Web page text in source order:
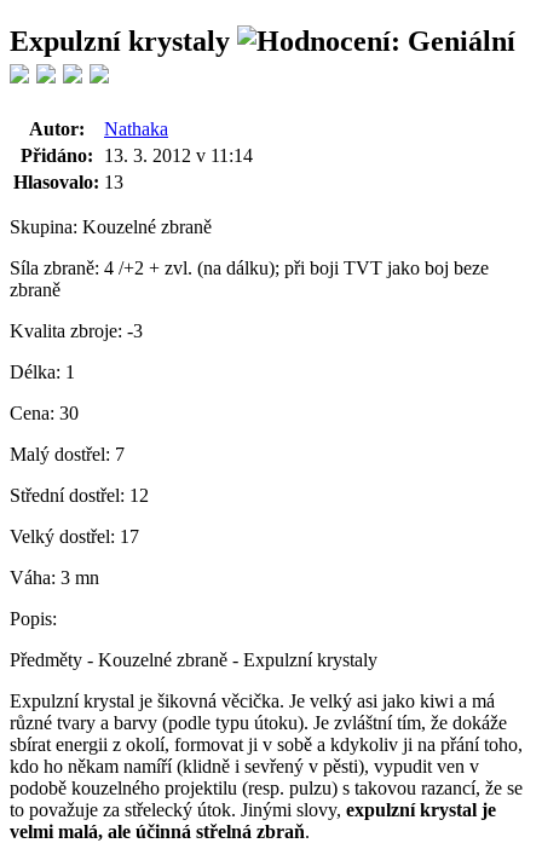
Expulzní krystaly
Autor:
Nathaka
Přidáno:
13. 3. 2012 v 11:14
Hlasovalo: 13
Skupina: Kouzelné zbraně
Síla zbraně: 4 /+2 + zvl. (na dálku); při boji TVT jako boj beze
zbraně
Kvalita zbroje: -3
Délka: 1
Cena: 30
Malý dostřel: 7
Střední dostřel: 12
Velký dostřel: 17
Váha: 3 mn
Popis:
Předměty - Kouzelné zbraně - Expulzní krystaly
Expulzní krystal je šikovná věcička. Je velký asi jako kiwi a má
různé tvary a barvy (podle typu útoku). Je zvláštní tím, že dokáže
sbírat energii z okolí, formovat ji v sobě a kdykoliv ji na přání toho,
kdo ho někam namíří (klidně i sevřený v pěsti), vypudit ven v
podobě kouzelného projektilu (resp. pulzu) s takovou razancí, že se
to považuje za střelecký útok. Jinými slovy, expulzní krystal je
velmi malá, ale účinná střelná zbraň.